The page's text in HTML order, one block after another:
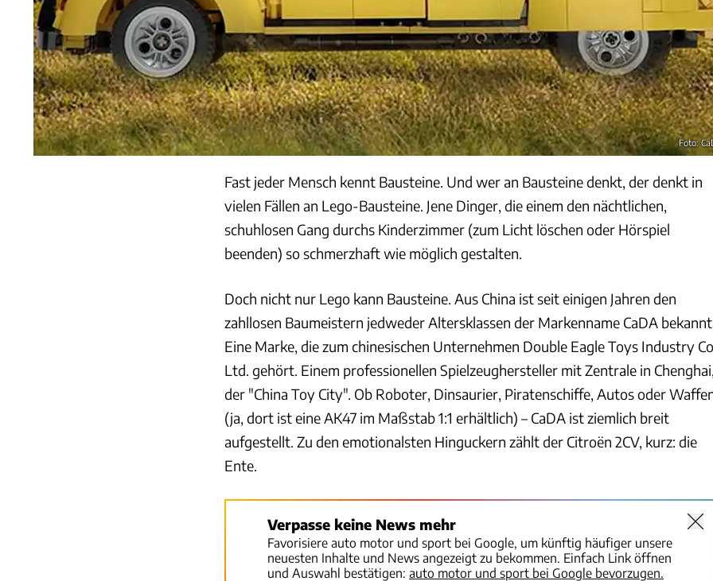
Foto:
Fast jeder Mensch kennt Bausteine. Und wer an Bausteine denkt, der denkt in
vielen Fällen an Lego-Bausteine. Jene Dinger, die einem den nächtlichen,
schuhlosen Gang durchs Kinderzimmer (zum Licht löschen oder Hörspiel
beenden) so schmerzhaft wie möglich gestalten.
Doch nicht nur Lego kann Bausteine. Aus China ist seit einigen Jahren den
zahllosen Baumeistern jedweder Altersklassen der Markenname CaDA bekannt.
Eine Marke, die zum chinesischen Unternehmen Double Eagle Toys Industry Co.
Ltd. gehört. Einem professionellen Spielzeughersteller mit Zentrale in Chenghai,
der "China Toy City". Ob Roboter, Dinsaurier, Piratenschiffe, Autos oder
(ja, dort ist eine AK47 im Maßstab 1:1 erhältlich) – CaDA ist ziemlich breit
aufgestellt. Zu den emotionalsten Hinguckern zählt der Citroën 2CV, kurz: die
Ente.
Verpasse keine News mehr
Favorisiere auto motor und sport bei Google, um künftig häufiger unsere
neuesten Inhalte und News angezeigt zu bekommen. Einfach Link öffnen
und Auswahl bestätigen: auto motor und sport bei Google bevorzugen.